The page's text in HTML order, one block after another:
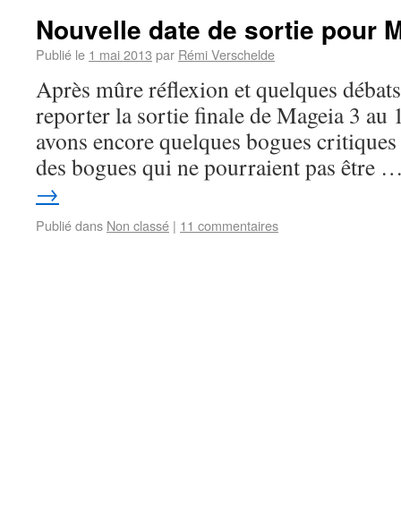
Nouvelle date de sortie pour
Publié le 1 mai 2013 par Rémi Verschelde
Après mûre réflexion et quelques
reporter la sortie finale de Mageia 3 au
avons encore quelques bogues
des bogues qui ne pourraient pas être
→
Publié dans Non classé | 11 commentaires